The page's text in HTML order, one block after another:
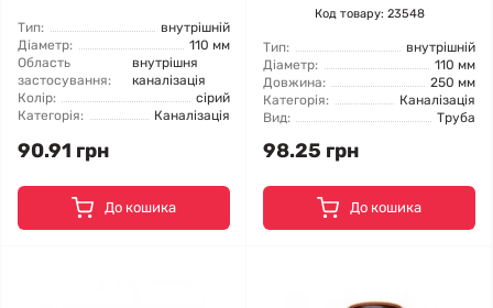
Тип:
внутрішній
Діаметр:
110 мм
Область
застосування:
внутрішня
каналізація
Колір:
сірий
Категорія:
Каналізація
90.91 грн
До кошика
Код товару: 23548
Тип:
внутрішній
Діаметр:
110 мм
Довжина:
250 мм
Категорія:
Каналізація
Вид:
Труба
98.25 грн
До кошика